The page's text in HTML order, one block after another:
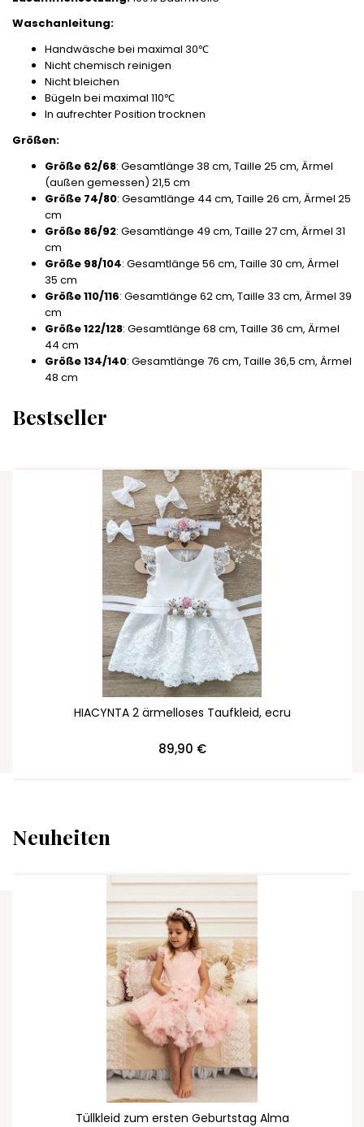
Waschanleitung:
Handwäsche bei maximal 30℃
Nicht chemisch reinigen
Nicht bleichen
Bügeln bei maximal 110℃
In aufrechter Position trocknen
Größen:
Größe 62/68: Gesamtlänge 38 cm, Taille 25 cm, Ärmel
(außen gemessen) 21,5 cm
Größe 74/80: Gesamtlänge 44 cm, Taille 26 cm, Ärmel 25
cm
Größe 86/92: Gesamtlänge 49 cm, Taille 27 cm, Ärmel 31
cm
Größe 98/104: Gesamtlänge 56 cm, Taille 30 cm, Ärmel
35 cm
Größe 110/116: Gesamtlänge 62 cm, Taille 33 cm, Ärmel 39
cm
Größe 122/128: Gesamtlänge 68 cm, Taille 36 cm, Ärmel
44 cm
Größe 134/140: Gesamtlänge 76 cm, Taille 36,5 cm, Ärmel
48 cm
Bestseller
HIACYNTA 2 ärmelloses Taufkleid, ecru
89,90 €
ZUM WARENKORB HINZUFÜGEN
Neuheiten
Tüllkleid zum ersten Geburtstag Alma
ZUM WARENKORB HINZUFÜGEN